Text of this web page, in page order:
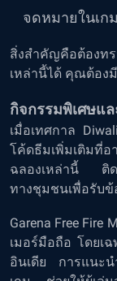
จดหมายในเก
สิ่งสำคัญคือต้องท
เหล่านี้ได้ คุณต้อง
กิจกรรมพิเศษแล
เมื่อเทศกาล
โค้ดธีมเพิ่มเติมที่อ
ฉลองเหล่านี้ ติดต
ทางชุมชนเพื่อรับข้
Garena Free Fire
เมอร์มือถือ โดยเ
อินเดีย การแนะน